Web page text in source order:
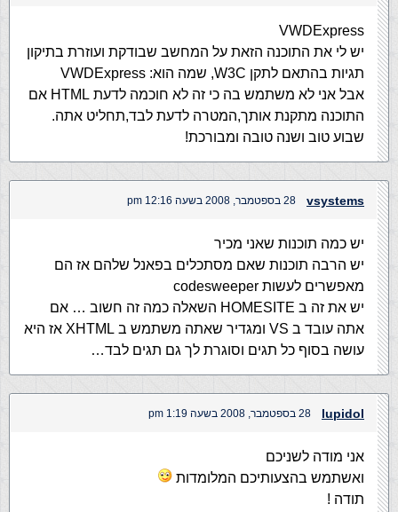
‎VWDExpress
יש לי את התוכנה הזאת על המחשב שבודקת ועוזרת בתיקון
תגיות בהתאם לתקן W3C, שמה הוא: ‎VWDExpress
אבל אני לא משתמש בה כי זה לא חוכמה לדעת HTML אם
התוכנה מתקנת אותך,המטרה לדעת לבד,תחליט אתה.
שבוע טוב ושנה טובה ומבורכת!
vsystems 28 בספטמבר, 2008 בשעה 12:16 pm
יש כמה תוכנות שאני מכיר
יש הרבה תוכנות שאם מסתכלים בפאנל שלהם אז הם
מאפשרים לעשות codesweeper
יש את זה ב HOMESITE השאלה כמה זה חשוב … אם
אתה עובד ב VS ומגדיר שאתה משתמש ב XHTML אז היא
עושה בסוף כל תגים וסוגרת לך גם תגים לבד…
lupidol 28 בספטמבר, 2008 בשעה 1:19 pm
אני מודה לשניכם
ואשתמש בהצעותיכם המלומדות
תודה !